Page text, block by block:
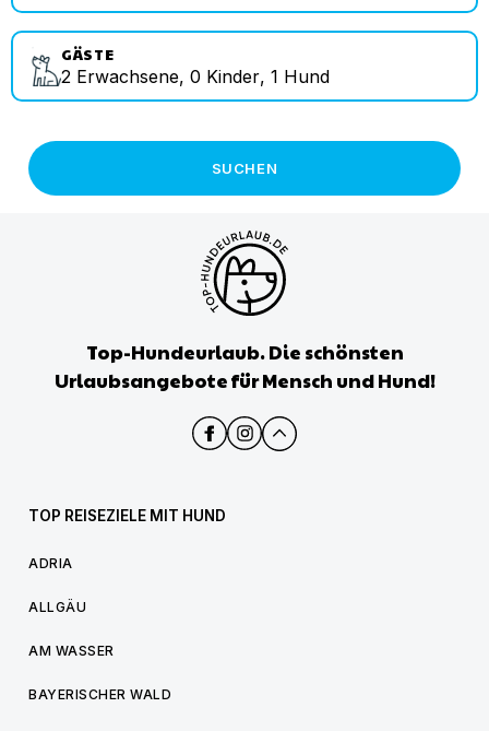
GÄSTE
2 Erwachsene, 0 Kinder, 1 Hund
SUCHEN
Top-Hundeurlaub. Die schönsten
Urlaubsangebote für Mensch und Hund!
TOP REISEZIELE MIT HUND
ADRIA
ALLGÄU
AM WASSER
BAYERISCHER WALD